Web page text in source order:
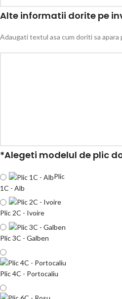
Alte informatii dorite pe
Adaugati textul asa cum doriti sa
*Alegeti modelul de plic
Plic
1C - Alb
Plic 2C - Ivoire
Plic 3C - Galben
Plic 4C - Portocaliu